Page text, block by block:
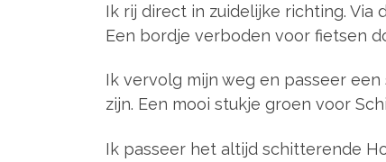
Ik rij direct in zuidelijke richting. Via
Een bordje verboden voor fietsen
Ik vervolg mijn weg en passeer
zijn. Een mooi stukje groen voor
Ik passeer het altijd schitterende